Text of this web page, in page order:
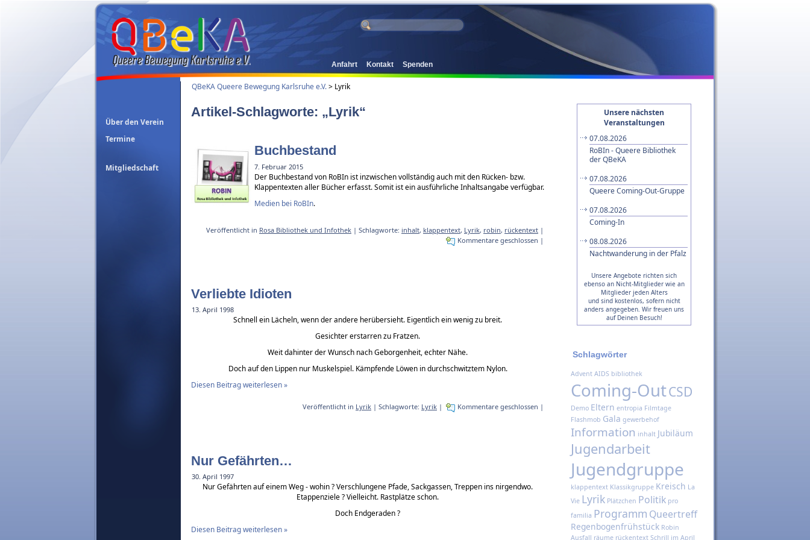
Anfahrt Kontakt Spenden
Über den Verein
Termine
Mitgliedschaft
QBeKA Queere Bewegung Karlsruhe e.V.> Lyrik
Artikel-Schlagworte: „Lyrik“
Buchbestand
7. Februar 2015
Der Buchbestand von RoBIn ist inzwischen vollständig auch mit den Rücken- bzw.
Klappentexten aller Bücher erfasst. Somit ist ein ausführliche Inhaltsangabe verfügbar.
Medien bei RoBIn.
Veröffentlicht in Rosa Bibliothek und Infothek | Schlagworte: inhalt, klappentext, Lyrik, robin, rückentext |
Kommentare geschlossen |
Verliebte Idioten
13. April 1998
Schnell ein Lächeln, wenn der andere herübersieht. Eigentlich ein wenig zu breit.
Gesichter erstarren zu Fratzen.
Weit dahinter der Wunsch nach Geborgenheit, echter Nähe.
Doch auf den Lippen nur Muskelspiel. Kämpfende Löwen in durchschwitztem Nylon.
Diesen Beitrag weiterlesen »
Veröffentlicht in Lyrik | Schlagworte: Lyrik | Kommentare geschlossen |
Nur Gefährten…
30. April 1997
Nur Gefährten auf einem Weg - wohin ? Verschlungene Pfade, Sackgassen, Treppen ins nirgendwo.
Etappenziele ? Vielleicht. Rastplätze schon.
Doch Endgeraden ?
Diesen Beitrag weiterlesen »
Unsere nächsten
Veranstaltungen
07.08.2026
RoBIn - Queere Bibliothek
der QBeKA
07.08.2026
Queere Coming-Out-Gruppe
07.08.2026
Coming-In
08.08.2026
Nachtwanderung in der Pfalz
Unsere Angebote richten sich
ebenso an Nicht-Mitglieder wie an
Mitglieder jeden Alters
und sind kostenlos, sofern nicht
anders angegeben. Wir freuen uns
auf Deinen Besuch!
Schlagwörter
Advent AIDS bibliothek
Coming-OutCSD
Demo Eltern entropia Filmtage
Flashmob Gala gewerbehof
Information inhalt Jubiläum
Jugendarbeit
Jugendgruppe
klappentext Klassikgruppe Kreisch La
Vie Lyrik Plätzchen Politik pro
familia Programm Queertreff
Regenbogenfrühstück Robin
Ausfall räume rückentext Schrill im April